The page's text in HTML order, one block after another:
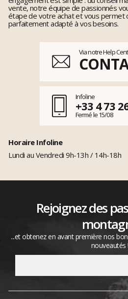
vente, notre équipe de passionnés
étape de votre achat et vous permet
parfaitement adapté à vos besoins.
Via notre Help
Infoline
+33 4 73
Fermé le 15/08
Horaire Infoline
Lundi au Vendredi 9h-13h / 14h-18h
Rejoignez des
...et obtenez en avant première nos
nouveautés !